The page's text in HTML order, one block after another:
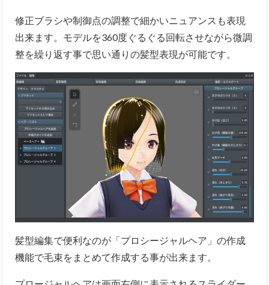
修正ブラシや制御点の調整で細かいニュアンスも表現
出来ます。モデルを360度ぐるぐる回転させながら微調
整を繰り返す事で思い通りの髪型表現が可能です。
髪型編集で便利なのが「プロシージャルヘア」の作成
機能で毛束をまとめて作成する事が出来ます。